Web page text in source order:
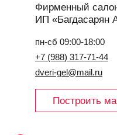
Фирменный
ИП «Багдасарян
пн-сб 09:00-18:00
+7 (988) 317-71-44
dveri-gel@mail.ru
Построить